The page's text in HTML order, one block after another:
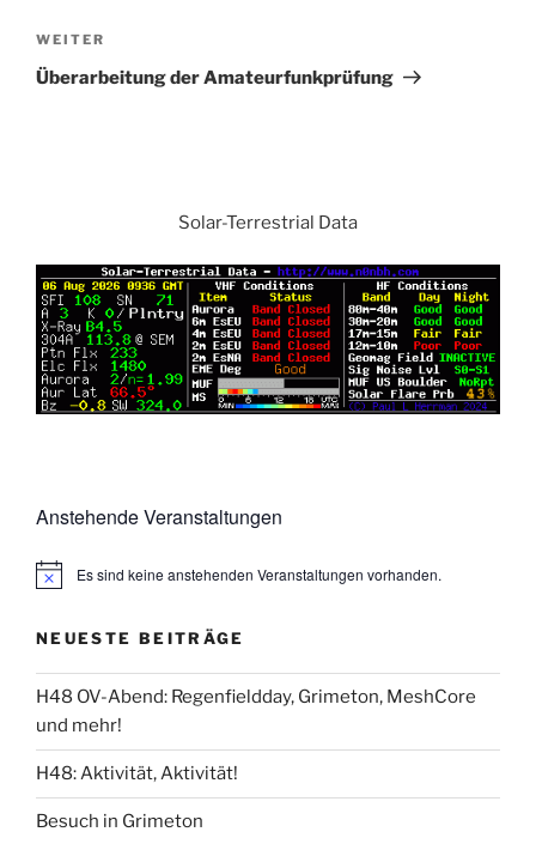
Nächster
Beitrag
WEITER
Überarbeitung der Amateurfunkprüfung
Solar-Terrestrial Data
Anstehende Veranstaltungen
Es sind keine anstehenden Veranstaltungen vorhanden.
NEUESTE BEITRÄGE
H48 OV-Abend: Regenfieldday, Grimeton, MeshCore
und mehr!
H48: Aktivität, Aktivität!
Besuch in Grimeton